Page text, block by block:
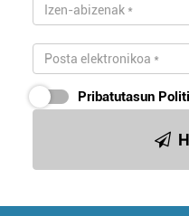
Pribatutasun